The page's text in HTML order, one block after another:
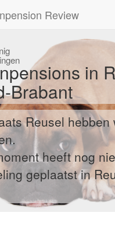
Review
in
Brabant
Reusel hebben
heeft nog
geplaatst in